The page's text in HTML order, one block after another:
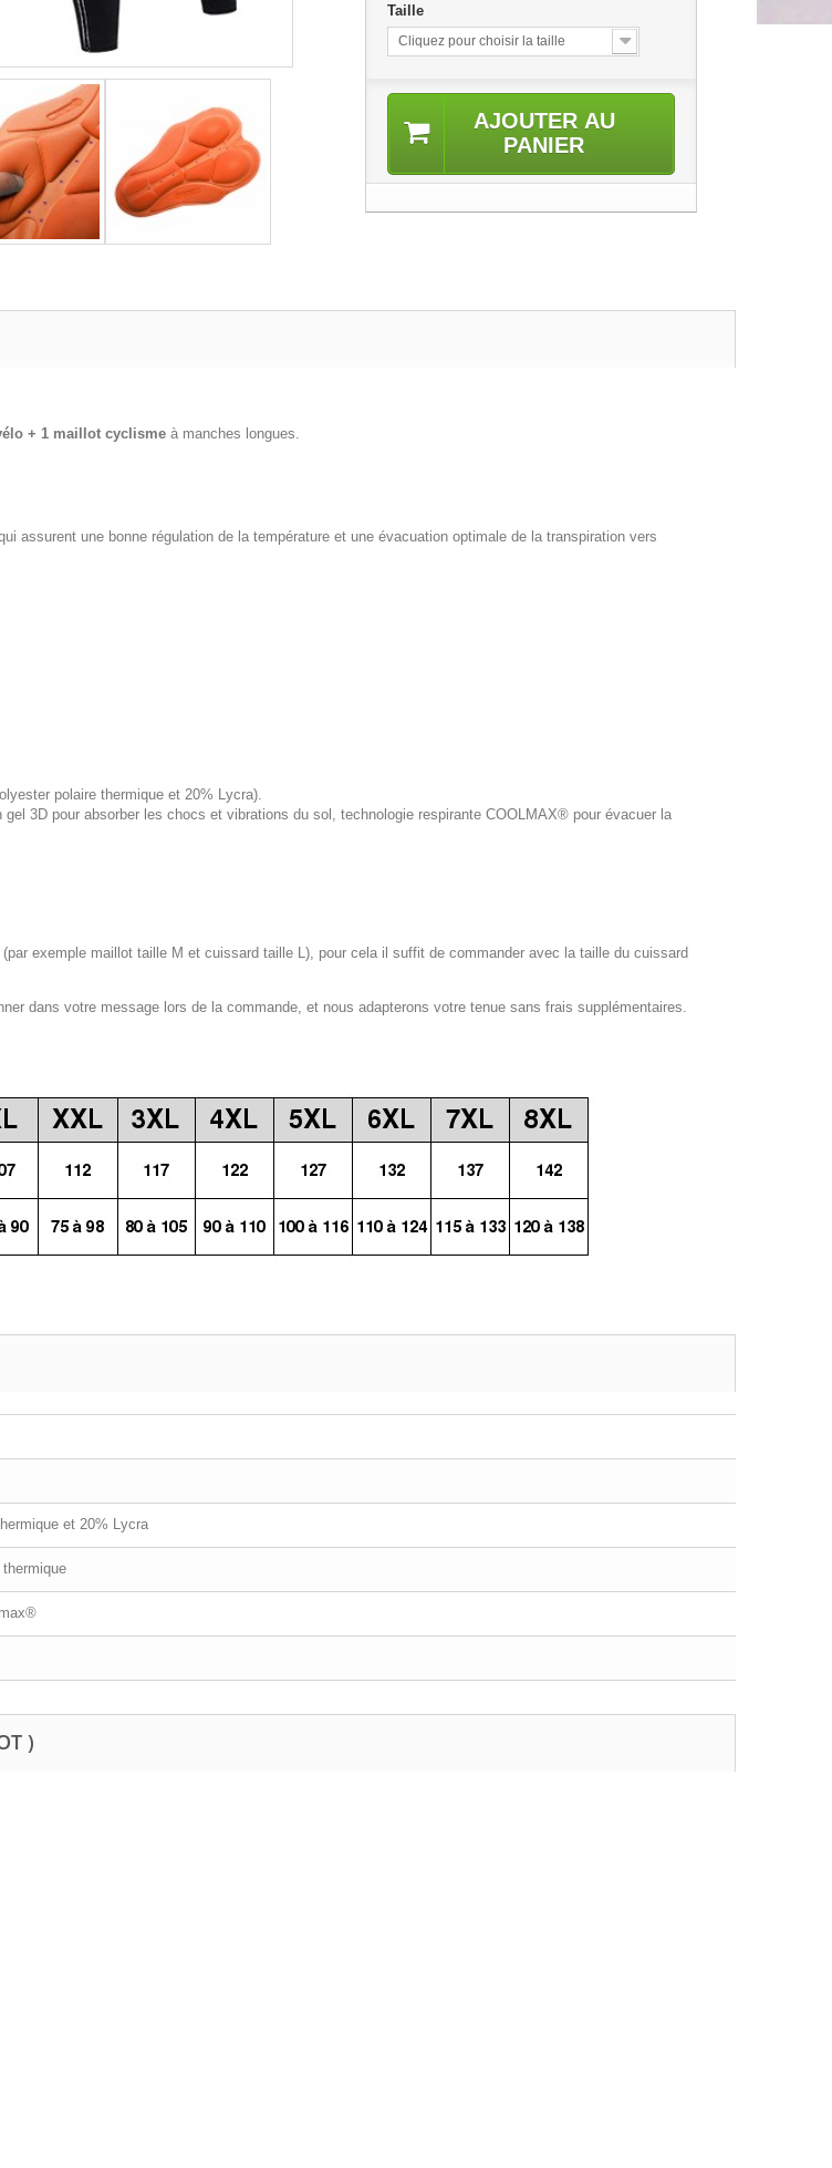
Taille
Cliquez pour choisir la taille
AJOUTER AU
PANIER
+ 1 maillot cyclisme à manches longues.
assurent une bonne régulation de la température et une évacuation optimale de la transpiration vers
polaire thermique et 20% Lycra).
3D pour absorber les chocs et vibrations du sol, technologie respirante COOLMAX® pour évacuer la
exemple maillot taille M et cuissard taille L), pour cela il suffit de commander avec la taille du cuissard
dans votre message lors de la commande, et nous adapterons votre tenue sans frais supplémentaires.
et 20% Lycra
)